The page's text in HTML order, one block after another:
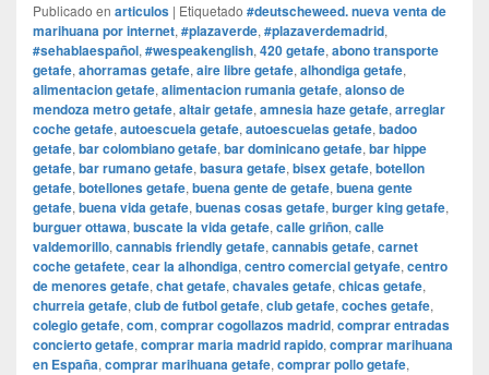
Publicado en articulos | Etiquetado #deutscheweed. nueva venta de
marihuana por internet, #plazaverde, #plazaverdemadrid,
#sehablaespañol, #wespeakenglish, 420 getafe, abono transporte
getafe, ahorramas getafe, aire libre getafe, alhondiga getafe,
alimentacion getafe, alimentacion rumania getafe, alonso de
mendoza metro getafe, altair getafe, amnesia haze getafe, arreglar
coche getafe, autoescuela getafe, autoescuelas getafe, badoo
getafe, bar colombiano getafe, bar dominicano getafe, bar hippe
getafe, bar rumano getafe, basura getafe, bisex getafe, botellon
getafe, botellones getafe, buena gente de getafe, buena gente
getafe, buena vida getafe, buenas cosas getafe, burger king getafe,
burguer ottawa, buscate la vida getafe, calle griñon, calle
valdemorillo, cannabis friendly getafe, cannabis getafe, carnet
coche getafete, cear la alhondiga, centro comercial getyafe, centro
de menores getafe, chat getafe, chavales getafe, chicas getafe,
churreia getafe, club de futbol getafe, club getafe, coches getafe,
colegio getafe, com, comprar cogollazos madrid, comprar entradas
concierto getafe, comprar maria madrid rapido, comprar marihuana
en España, comprar marihuana getafe, comprar pollo getafe,